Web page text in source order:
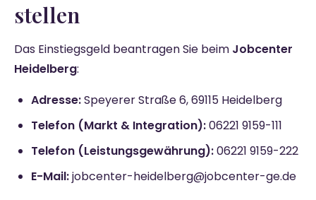
stellen
Das Einstiegsgeld beantragen Sie beim Jobcenter
Heidelberg:
Adresse:Speyerer Straße 6, 69115 Heidelberg
Telefon (Markt & Integration):06221 9159-111
Telefon (Leistungsgewährung):06221 9159-222
E-Mail:jobcenter-heidelberg@jobcenter-ge.de